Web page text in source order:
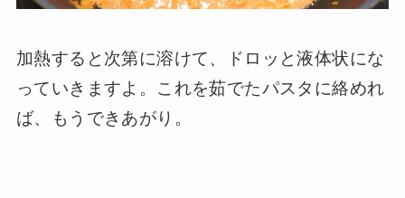
加熱すると次第に溶けて、ドロッと液体状にな
っていきますよ。これを茹でたパスタに絡めれ
ば、もうできあがり。